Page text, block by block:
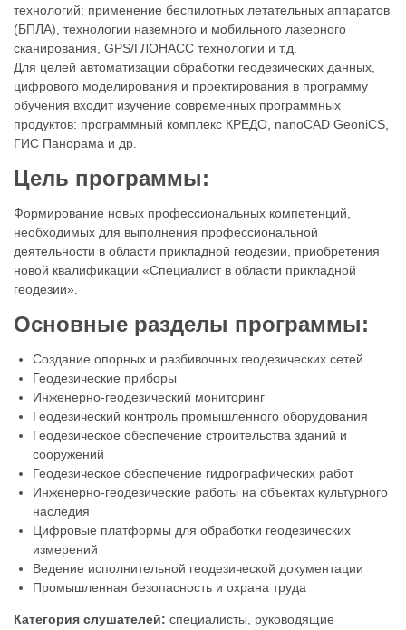
технологий: применение беспилотных летательных аппаратов
(БПЛА), технологии наземного и мобильного лазерного
сканирования, GPS/ГЛОНАСС технологии и т.д.
Для целей автоматизации обработки геодезических данных,
цифрового моделирования и проектирования в программу
обучения входит изучение современных программных
продуктов: программный комплекс КРЕДО, nanoCAD GeoniCS,
ГИС Панорама и др.
Цель программы:
Формирование новых профессиональных компетенций,
необходимых для выполнения профессиональной
деятельности в области прикладной геодезии, приобретения
новой квалификации «Специалист в области прикладной
геодезии».
Основные разделы программы:
Создание опорных и разбивочных геодезических сетей
Геодезические приборы
Инженерно-геодезический мониторинг
Геодезический контроль промышленного оборудования
Геодезическое обеспечение строительства зданий и
сооружений
Геодезическое обеспечение гидрографических работ
Инженерно-геодезические работы на объектах культурного
наследия
Цифровые платформы для обработки геодезических
измерений
Ведение исполнительной геодезической документации
Промышленная безопасность и охрана труда
Категория слушателей: специалисты, руководящие